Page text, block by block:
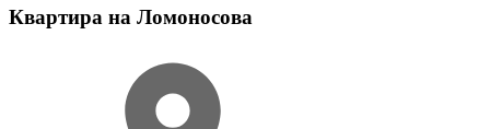
Квартира на Ломоносова